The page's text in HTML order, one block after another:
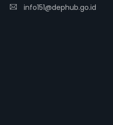
info151@dephub.go.id